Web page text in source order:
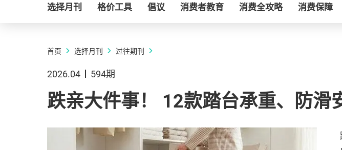
选择月刊 格价工具 倡议 消费者教育 消费全攻略 消费保障
首页 选择月刊 过往期刊
2026.04 594期
跌亲大件事！ 12款踏台承重、防滑